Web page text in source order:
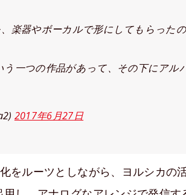
楽器やボーカルで形にしてもらった
一つの作品があって、その下にアル
2017年6月27日
をルーツとしながら、ヨルシカの